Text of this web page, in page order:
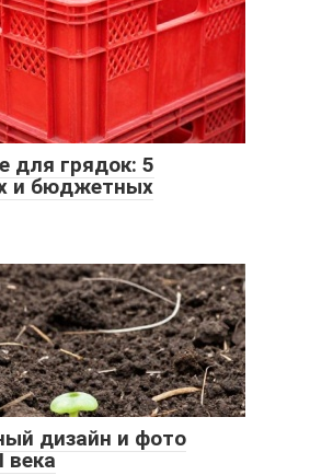
для грядок: 5
и бюджетных
дизайн и фото
века